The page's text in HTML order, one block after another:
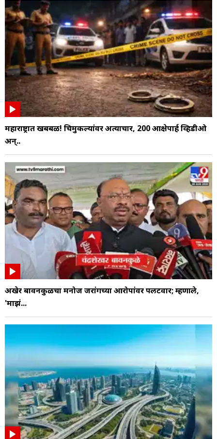
महाराष्ट्रात खबबळ! चिमुकल्यांवर अत्याचार, 200 आक्षेपार्ह व्हिडीओ
अन्..
अखेर बावनकुळेंचा मनोज जरांगेंच्या आरोपांवर पलटवार; म्हणाले,
'माझं...